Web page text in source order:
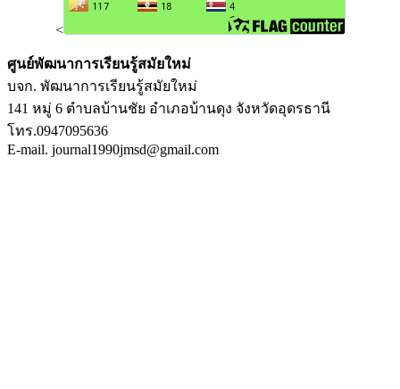
<
ศูนย์พัฒนาการเรียนรู้สมัยใหม่
บจก. พัฒนาการเรียนรู้สมัยใหม่
141 หมู่ 6 ตำบลบ้านชัย อำเภอบ้านดุง จังหวัดอุดรธานี
โทร.0947095636
E-mail. journal1990jmsd@gmail.com